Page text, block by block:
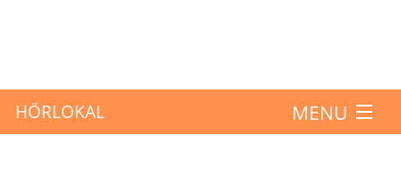
HÖRLOKAL MENU